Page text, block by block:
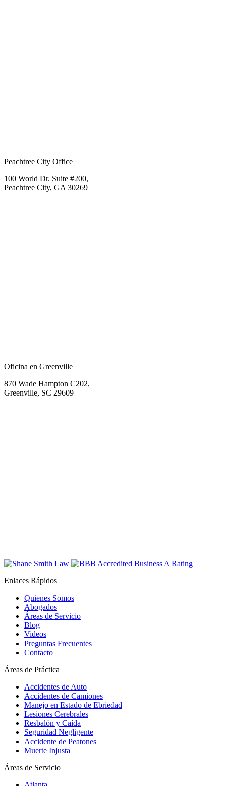
Peachtree City Office
100 World Dr. Suite #200,
Peachtree City, GA 30269
Oficina en Greenville
870 Wade Hampton C202,
Greenville, SC 29609
Enlaces Rápidos
Quienes Somos
Abogados
Áreas de Servicio
Blog
Videos
Preguntas Frecuentes
Contacto
Áreas de Práctica
Accidentes de Auto
Accidentes de Camiones
Manejo en Estado de Ebriedad
Lesiones Cerebrales
Resbalón y Caída
Seguridad Negligente
Accidente de Peatones
Muerte Injusta
Áreas de Servicio